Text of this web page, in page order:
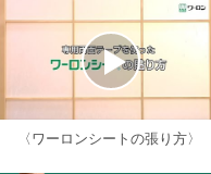
〈ワーロンシートの張り方〉